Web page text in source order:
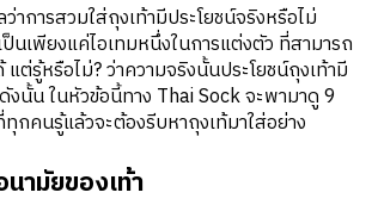
าการสวมใส่ถุงเท้ามีประโยชน์จริงหรือไม่
ป็นเพียงแค่ไอเทมหนึ่งในการแต่งตัว ที่สามารถ
แต่รู้หรือไม่? ว่าความจริงนั้นประโยชน์ถุงเท้ามี
นั้น ในหัวข้อนี้ทาง Thai Sock จะพามาดู 9
ทุกคนรู้แล้วจะต้องรีบหาถุงเท้มาใส่อย่าง
ามัยของเท้า